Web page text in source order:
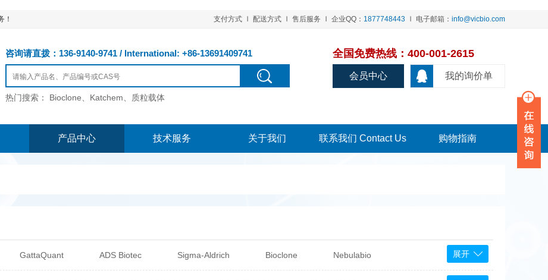
！ 支付方式 配送方式 售后服务 企业QQ： 1877748443 电子邮箱： info@vicbio.com
咨询请直拨：136-9140-9741 / International: +86-13691409741
热门搜索： Bioclone、Katchem、质粒载体
全国免费热线：400-001-2615
我的询价单
会员中心
产品中心 技术服务 关于我们 联系我们 Contact Us 购物指南
GattaQuant ADS Biotec Sigma-Aldrich Bioclone Nebulabio 展开